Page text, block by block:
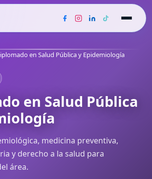
en Salud Pública y Epidemiología
en Salud Pública
medicina preventiva,
y derecho a la salud para
área.